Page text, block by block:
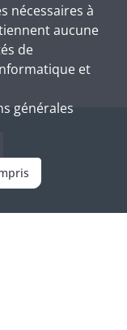
nécessaires à
aucune
de
et
générales